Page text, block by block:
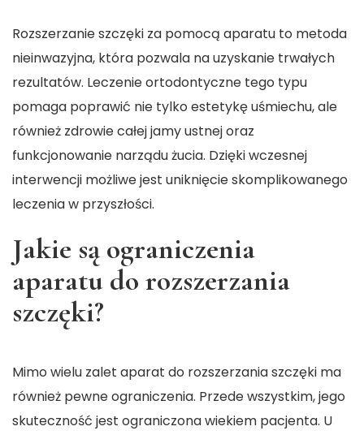
Rozszerzanie szczęki za pomocą aparatu to metoda
nieinwazyjna, która pozwala na uzyskanie trwałych
rezultatów. Leczenie ortodontyczne tego typu
pomaga poprawić nie tylko estetykę uśmiechu, ale
również zdrowie całej jamy ustnej oraz
funkcjonowanie narządu żucia. Dzięki wczesnej
interwencji możliwe jest uniknięcie skomplikowanego
leczenia w przyszłości.
Jakie są ograniczenia
aparatu do rozszerzania
szczęki?
Mimo wielu zalet aparat do rozszerzania szczęki ma
również pewne ograniczenia. Przede wszystkim, jego
skuteczność jest ograniczona wiekiem pacjenta. U